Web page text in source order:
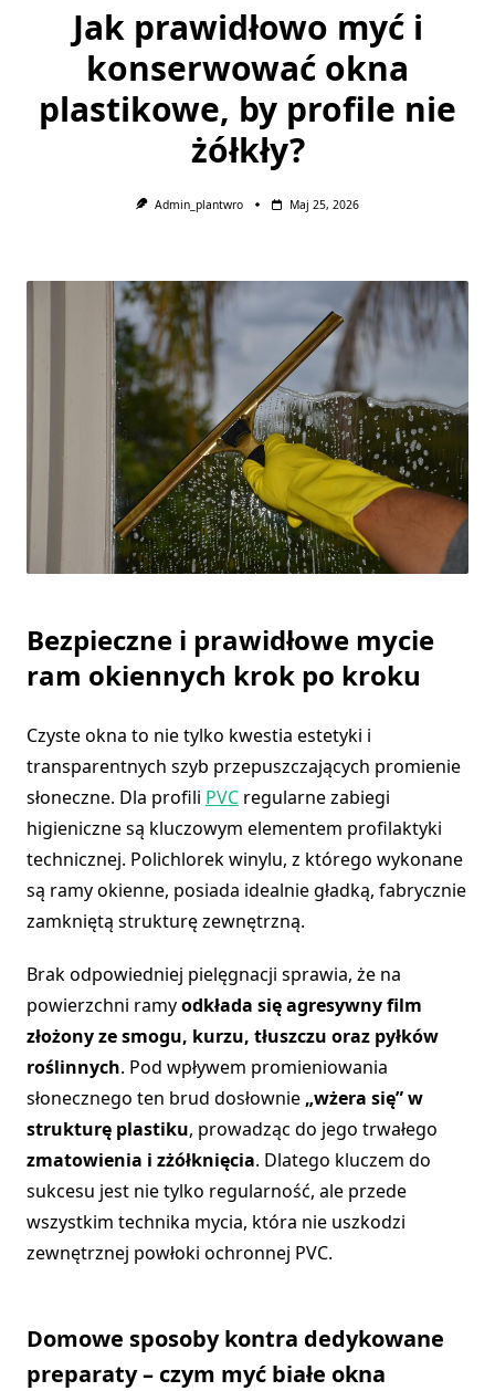
Jak prawidłowo myć i
konserwować okna
plastikowe, by profile nie
żółkły?
Admin_plantwro Maj 25, 2026
Bezpieczne i prawidłowe mycie
ram okiennych krok po kroku
Czyste okna to nie tylko kwestia estetyki i
transparentnych szyb przepuszczających promienie
słoneczne. Dla profili PVC regularne zabiegi
higieniczne są kluczowym elementem profilaktyki
technicznej. Polichlorek winylu, z którego wykonane
są ramy okienne, posiada idealnie gładką, fabrycznie
zamkniętą strukturę zewnętrzną.
Brak odpowiedniej pielęgnacji sprawia, że na
powierzchni ramyodkłada się agresywny film
złożony ze smogu, kurzu, tłuszczu oraz pyłków
roślinnych. Pod wpływem promieniowania
słonecznego ten brud dosłownie „wżera się” w
strukturę plastiku, prowadząc do jego trwałego
zmatowienia i zżółknięcia. Dlatego kluczem do
sukcesu jest nie tylko regularność, ale przede
wszystkim technika mycia, która nie uszkodzi
zewnętrznej powłoki ochronnej PVC.
Domowe sposoby kontra dedykowane
preparaty – czym myć białe okna